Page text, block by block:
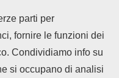
parti per
fornire le funzioni dei
Condividiamo info su
si occupano di analisi